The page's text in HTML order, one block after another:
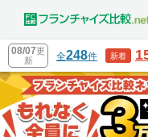
08/07更
新
全248件 新着